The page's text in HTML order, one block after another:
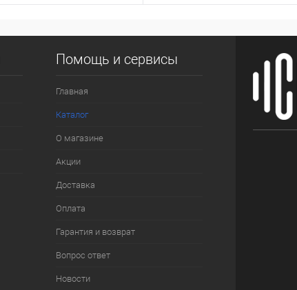
Помощь и сервисы
Главная
Каталог
О магазине
Акции
Доставка
Оплата
Гарантия и возврат
Вопрос ответ
Новости